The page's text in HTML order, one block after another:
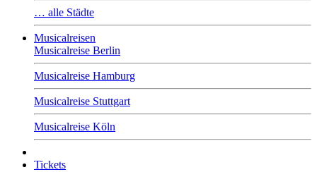
… alle Städte
Musicalreisen
Musicalreise Berlin
Musicalreise Hamburg
Musicalreise Stuttgart
Musicalreise Köln
Tickets